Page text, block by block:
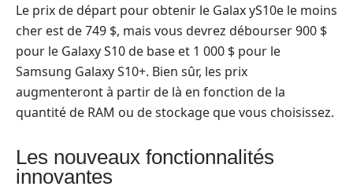
Le prix de départ pour obtenir le Galax yS10e le moins
cher est de 749 $, mais vous devrez débourser 900 $
pour le Galaxy S10 de base et 1 000 $ pour le
Samsung Galaxy S10+. Bien sûr, les prix
augmenteront à partir de là en fonction de la
quantité de RAM ou de stockage que vous choisissez.
Les nouveaux fonctionnalités
innovantes